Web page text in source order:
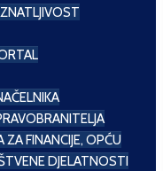
ZA FINANCIJE, OPĆU
DJELATNOSTI